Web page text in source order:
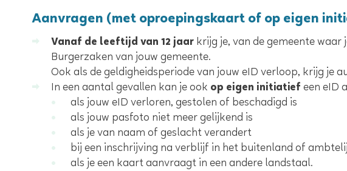
Aanvragen (met oproepingskaart of op eigen
Vanaf de leeftijd van 12 jaar krijg je, van de gemeente waar
Burgerzaken van jouw gemeente.
Ook als de geldigheidsperiode van jouw eID verloop, krijg je
In een aantal gevallen kan je ook op eigen initiatief een eID
als jouw eID verloren, gestolen of beschadigd is
als jouw pasfoto niet meer gelijkend is
als je van naam of geslacht verandert
bij een inschrijving na verblijf in het buitenland of
als je een kaart aanvraagt in een andere landstaal.